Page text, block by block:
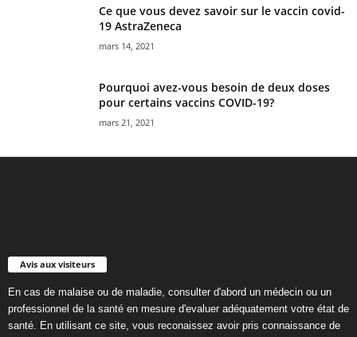
Ce que vous devez savoir sur le vaccin covid-
19 AstraZeneca
mars 14, 2021
Pourquoi avez-vous besoin de deux doses
pour certains vaccins COVID-19?
mars 21, 2021
Avis aux visiteurs
En cas de malaise ou de maladie, consulter d'abord un médecin ou un
professionnel de la santé en mesure d'evaluer adéquatement votre état de
santé. En utilisant ce site, vous reconaissez avoir pris connaissance de